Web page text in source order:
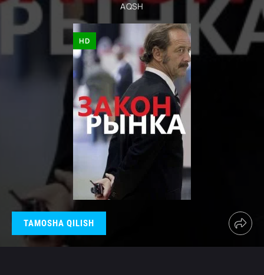
AQSH
HD
TAMOSHA QILISH